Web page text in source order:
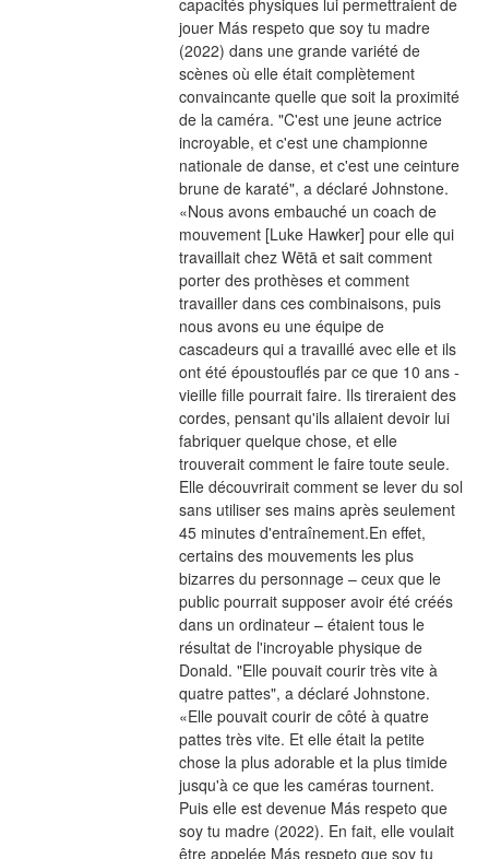
jouer Más respeto que soy tu madre
(2022) dans une grande variété de
scènes où elle était complètement
convaincante quelle que soit la proximité
de la caméra. "C'est une jeune actrice
incroyable, et c'est une championne
nationale de danse, et c'est une ceinture
brune de karaté", a déclaré Johnstone.
«Nous avons embauché un coach de
mouvement [Luke Hawker] pour elle qui
travaillait chez Wētā et sait comment
porter des prothèses et comment
travailler dans ces combinaisons, puis
nous avons eu une équipe de
cascadeurs qui a travaillé avec elle et ils
ont été époustouflés par ce que 10 ans -
vieille fille pourrait faire. Ils tireraient des
cordes, pensant qu'ils allaient devoir lui
fabriquer quelque chose, et elle
trouverait comment le faire toute seule.
Elle découvrirait comment se lever du sol
sans utiliser ses mains après seulement
45 minutes d'entraînement.En effet,
certains des mouvements les plus
bizarres du personnage – ceux que le
public pourrait supposer avoir été créés
dans un ordinateur – étaient tous le
résultat de l'incroyable physique de
Donald. "Elle pouvait courir très vite à
quatre pattes", a déclaré Johnstone.
«Elle pouvait courir de côté à quatre
pattes très vite. Et elle était la petite
chose la plus adorable et la plus timide
jusqu'à ce que les caméras tournent.
Puis elle est devenue Más respeto que
soy tu madre (2022). En fait, elle voulait
être appelée Más respeto que soy tu